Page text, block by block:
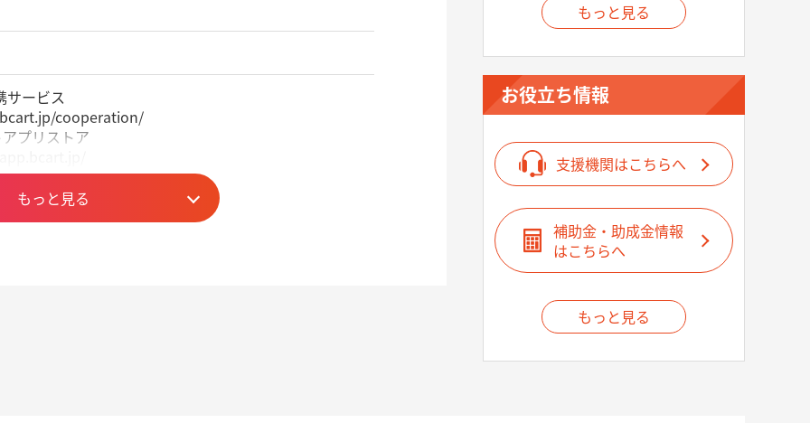
サービス
cooperation/
プリストア
ンロード
download/
もっと見る
もっと見る
お役立ち情報
支援機関はこちらへ
補助金・助成金情報
はこちらへ
もっと見る